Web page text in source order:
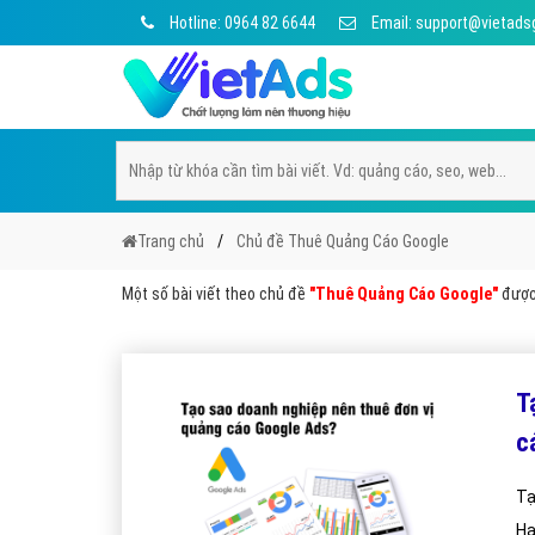
Hotline: 0964 82 6644 Email:
Trang chủ Chủ đề Thuê Quảng Cáo Google
Một số bài viết theo chủ đề "Thuê Quảng Cáo Google"